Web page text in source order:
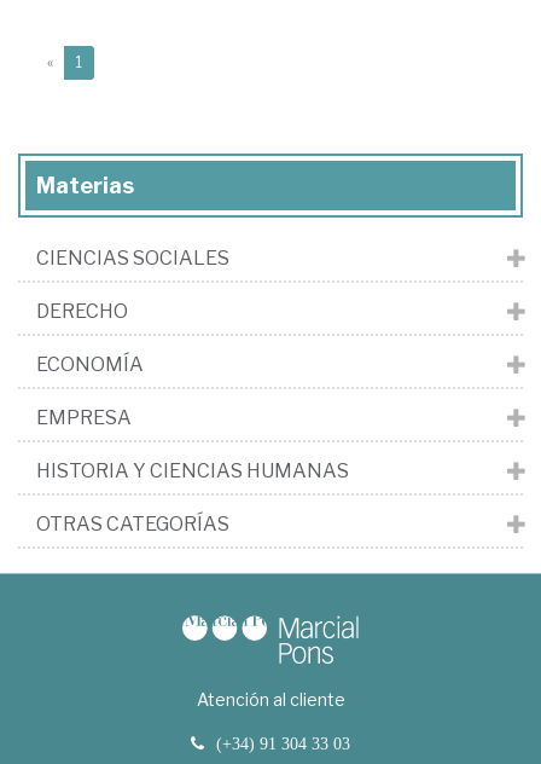
« 1
Materias
CIENCIAS SOCIALES
DERECHO
ECONOMÍA
EMPRESA
HISTORIA Y CIENCIAS HUMANAS
OTRAS CATEGORÍAS
Atención al cliente
(+34) 91 304 33 03